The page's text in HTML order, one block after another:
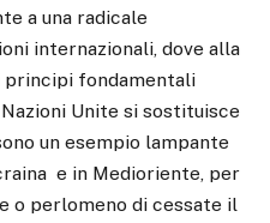
a una radicale
internazionali, dove alla
fondamentali
Unite si sostituisce
un esempio lampante
e in Medioriente, per
o perlomeno di cessate il